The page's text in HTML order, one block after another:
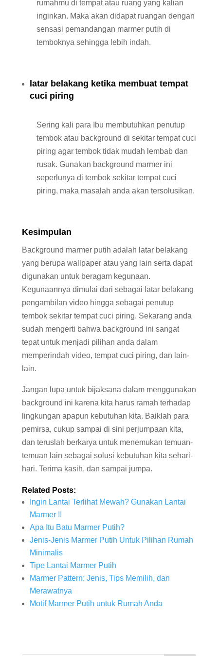
rumahmu di tempat atau ruang yang kalian
inginkan. Maka akan didapat ruangan dengan
sensasi pemandangan marmer putih di
temboknya sehingga lebih indah.
latar belakang ketika membuat tempat
cuci piring
Sering kali para Ibu membutuhkan penutup
tembok atau background di sekitar tempat cuci
piring agar tembok tidak mudah lembab dan
rusak. Gunakan background marmer ini
seperlunya di tembok sekitar tempat cuci
piring, maka masalah anda akan tersolusikan.
Kesimpulan
Background marmer putih adalah latar belakang
yang berupa wallpaper atau yang lain serta dapat
digunakan untuk beragam kegunaan.
Kegunaannya dimulai dari sebagai latar belakang
pengambilan video hingga sebagai penutup
tembok sekitar tempat cuci piring. Sekarang anda
sudah mengerti bahwa background ini sangat
tepat untuk menjadi pilihan anda dalam
memperindah video, tempat cuci piring, dan lain-
lain.
Jangan lupa untuk bijaksana dalam menggunakan
background ini karena kita harus ramah terhadap
lingkungan apapun kebutuhan kita. Baiklah para
pemirsa, cukup sampai di sini perjumpaan kita,
dan teruslah berkarya untuk menemukan temuan-
temuan lain sebagai solusi kebutuhan kita sehari-
hari. Terima kasih, dan sampai jumpa.
Related Posts:
Ingin Lantai Terlihat Mewah? Gunakan Lantai
Marmer !!
Apa Itu Batu Marmer Putih?
Jenis-Jenis Marmer Putih Untuk Pilihan Rumah
Minimalis
Tipe Lantai Marmer Putih
Marmer Pattern: Jenis, Tips Memilih, dan
Merawatnya
Motif Marmer Putih untuk Rumah Anda